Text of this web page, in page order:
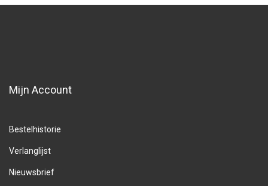
Mijn Account
Bestelhistorie
Verlanglijst
Nieuwsbrief